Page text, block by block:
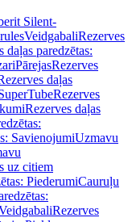
Silent-
VeidgabaliRezerves
daļas paredzētas:
PārejasRezerves
daļas
Rezerves
Rezerves daļas
SavienojumiUzmavu
uz citiem
PiederumiCauruļu
Rezerves